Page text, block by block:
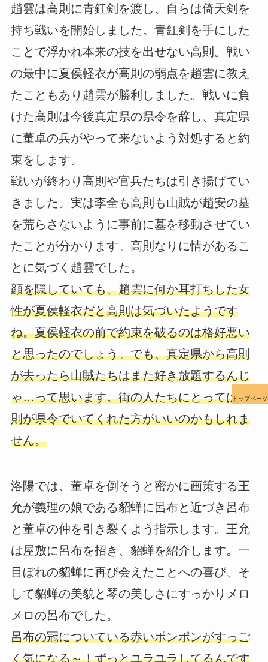
趙雲は高則に青釭剣を渡し、自らは倚天剣を
持ち戦いを開始しました。青釭剣を手にした
ことで浮かれ本来の技を出せない高則。戦い
の最中に夏侯軽衣が高則の弱点を趙雲に教え
たこともあり趙雲が勝利しました。戦いに負
けた高則は今後真定県の県令を辞し、真定県
に董卓の兵がやって来ないよう対処すると約
束をします。
戦いが終わり高則や官兵たちは引き揚げてい
きました。実は李全も高則も山賊が趙安の墓
を荒らさないように事前に墓を移動させてい
たことが分かります。高則なりに情があるこ
とに気づく趙雲でした。
顔を隠していても、趙雲に何か耳打ちした女
性が夏侯軽衣だと高則は気づいたようです
ね。夏侯軽衣の前で約束を破るのは格好悪い
と思ったのでしょう。でも、真定県から高則
が去ったら山賊たちはまた好き放題するんじ
ゃ…って思います。街の人たちにとっては高
則が県令でいてくれた方がいいのかもしれま
せん。
洛陽では、董卓を倒そうと密かに画策する王
允が義理の娘である貂蝉に呂布と近づき呂布
と董卓の仲を引き裂くよう指示します。王允
は屋敷に呂布を招き、貂蝉を紹介します。一
目ぼれの貂蝉に再び会えたことへの喜び、そ
して貂蝉の美貌と琴の美しさにすっかりメロ
メロの呂布でした。
呂布の冠についている赤いポンポンがすっご
く気になる～！ずっとユラユラしてるんです
トップページ